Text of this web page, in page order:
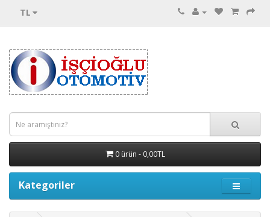
TL
0 ürün - 0,00TL
Kategoriler